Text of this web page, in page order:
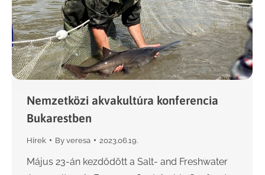
Nemzetközi akvakultúra konferencia
Bukarestben
Hírek By veresa 2023.06.19.
Május 23-án kezdődött a Salt- and Freshwater